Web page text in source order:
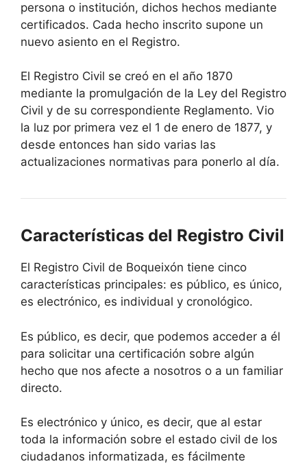
persona o institución, dichos hechos mediante
certificados. Cada hecho inscrito supone un
nuevo asiento en el Registro.
El Registro Civil se creó en el año 1870
mediante la promulgación de la Ley del Registro
Civil y de su correspondiente Reglamento. Vio
la luz por primera vez el 1 de enero de 1877, y
desde entonces han sido varias las
actualizaciones normativas para ponerlo al día.
Características del Registro Civil
El Registro Civil de Boqueixón tiene cinco
características principales: es público, es único,
es electrónico, es individual y cronológico.
Es público, es decir, que podemos acceder a él
para solicitar una certificación sobre algún
hecho que nos afecte a nosotros o a un familiar
directo.
Es electrónico y único, es decir, que al estar
toda la información sobre el estado civil de los
ciudadanos informatizada, es fácilmente